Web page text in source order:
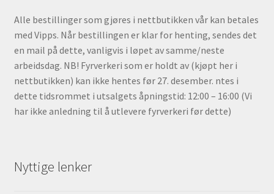
Alle bestillinger som gjøres i nettbutikken vår kan betales
med Vipps. Når bestillingen er klar for henting, sendes det
en mail på dette, vanligvis i løpet av samme/neste
arbeidsdag. NB! Fyrverkeri som er holdt av (kjøpt her i
nettbutikken) kan ikke hentes før 27. desember. ntes i
dette tidsrommet i utsalgets åpningstid: 12:00 – 16:00 (Vi
har ikke anledning til å utlevere fyrverkeri før dette)
Nyttige lenker